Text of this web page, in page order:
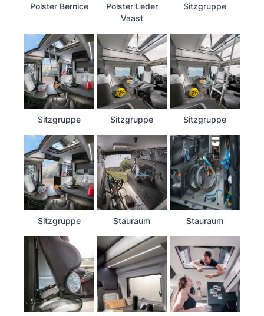
Polster Bernice
Polster Leder
Vaast
Sitzgruppe
Sitzgruppe Sitzgruppe Sitzgruppe
Sitzgruppe Stauraum Stauraum